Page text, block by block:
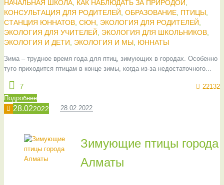
НАЧАЛЬНАЯ ШКОЛА КАК НАБЛЮДАТЬ ЗА ПРИРОДОЙ
КОНСУЛЬТАЦИЯ ДЛЯ РОДИТЕЛЕЙ ОБРАЗОВАНИЕ ПТИЦЫ
СТАНЦИЯ ЮННАТОВ СЮН ЭКОЛОГИЯ ДЛЯ РОДИТЕЛЕЙ
ЭКОЛОГИЯ ДЛЯ УЧИТЕЛЕЙ
ЭКОЛОГИЯ ДЛЯ ШКОЛЬНИКОВ
ЭКОЛОГИЯ И ДЕТИ
ЭКОЛОГИЯ И МЫ ЮННАТЫ
Зима – трудное время года для птиц, зимующих в городах. Особенно
туго приходится птицам в конце зимы, когда из-за недостаточного...
7
22132
Подробнее
28.022022 28.02.2022
Зимующие птицы города
Алматы